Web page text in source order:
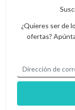
¿Quieres ser de
ofertas?